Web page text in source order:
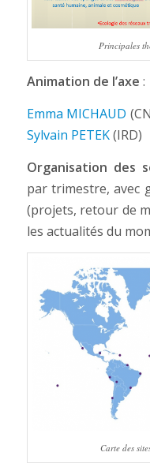
Principales
Animation de l’axe :
Emma MICHAUD
Sylvain PETEK(IRD)
Organisation des
par trimestre, avec
(projets, retour de
les actualités du
Carte des